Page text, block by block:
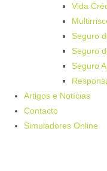
Vida
Seguro
Seguro
Seguro
Artigos e Notícias
Contacto
Simuladores Online